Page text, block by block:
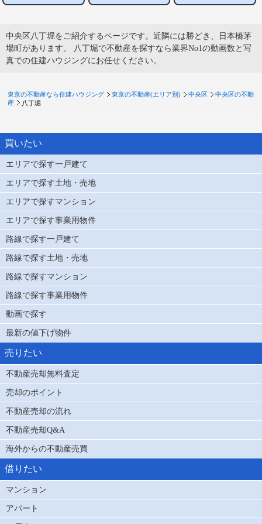
中央区八丁堀をご紹介するページです。近隣には勝どき、日本橋茅
場町があります。 八丁堀で不動産を探すなら業界No1の動画数と写
真での住建ハウジングにお任せください。
東京の不動産なら住建ハウジング 東京の不動産(エリア別) 中央区
中央区の不動
産
八丁堀
買いたい
エリアで探す一戸建て
エリアで探す土地・売地
エリアで探すマンション
エリアで探す事業用物件
路線で探す一戸建て
路線で探す土地・売地
路線で探すマンション
路線で探す事業用物件
動画で探す
最新の値下げ物件
売りたい
不動産売却無料査定
売却のポイント
不動産売却の流れ
不動産売却Q&A
海外からの不動産売買
借りたい
マンション
アパート